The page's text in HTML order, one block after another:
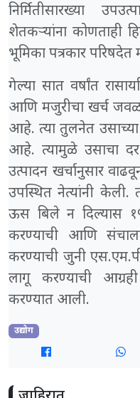
निर्मितीसारख्या
शेतकऱ्यांना कोणताही
भूमिका पत्रकार
गेल्या सात वर्षांत
आणि मजुरीचा खर्च
आहे. त्या तुलनेत
आहे. त्यामुळे उसाचा दर
उत्पादन खर्चानुसार
उपस्थित नेत्यांनी केली.
ऊस बिले न दिल्यास
करण्याची आणि
करण्याची जुनी
लागू करण्याची
करण्यात आली.
उद्योग